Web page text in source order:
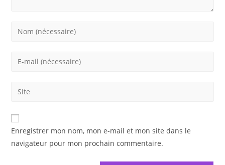
Enter
Enter
address
comment
Saisir
de
votre
(facultatif)
Enregistrer mon nom, mon e-mail et mon site dans le
navigateur pour mon prochain commentaire.